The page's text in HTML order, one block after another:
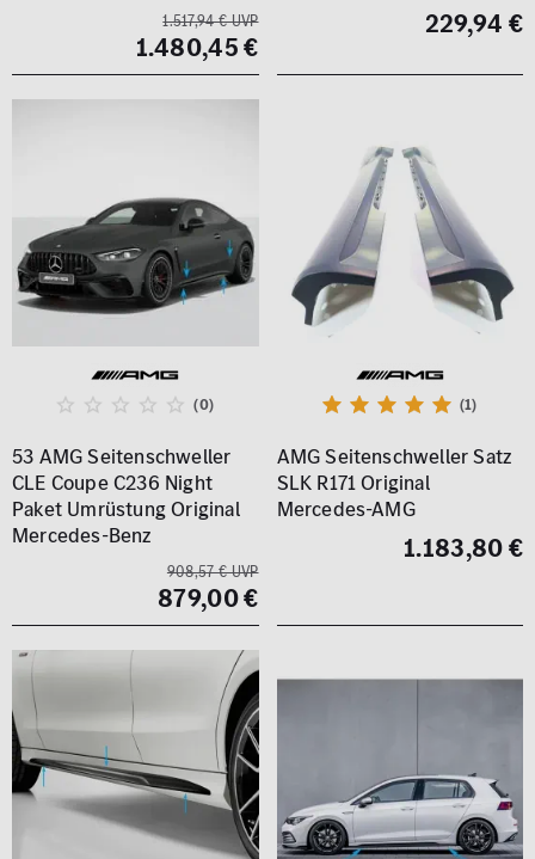
1.517,94 € UVP
1.480,45 €
229,94 €
(0)
53 AMG Seitenschweller
CLE Coupe C236 Night
Paket Umrüstung Original
Mercedes-Benz
908,57 € UVP
879,00 €
(1)
AMG Seitenschweller Satz
SLK R171 Original
Mercedes-AMG
1.183,80 €